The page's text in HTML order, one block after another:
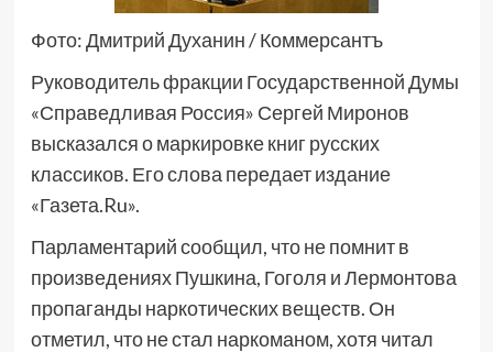
Фото: Дмитрий Духанин / Коммерсантъ
Руководитель фракции Государственной Думы
«Справедливая Россия» Сергей Миронов
высказался о маркировке книг русских
классиков. Его слова передает издание
«Газета.Ru».
Парламентарий сообщил, что не помнит в
произведениях Пушкина, Гоголя и Лермонтова
пропаганды наркотических веществ. Он
отметил, что не стал наркоманом, хотя читал